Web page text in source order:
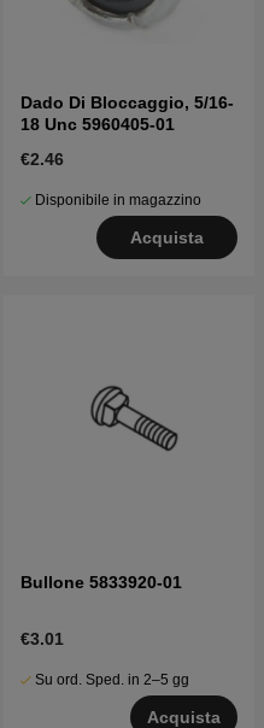
Dado Di Bloccaggio, 5/16-
18 Unc 5960405-01
€2.46
Disponibile in magazzino
Acquista
Bullone 5833920-01
€3.01
Su ord. Sped. in 2–5 gg
Acquista